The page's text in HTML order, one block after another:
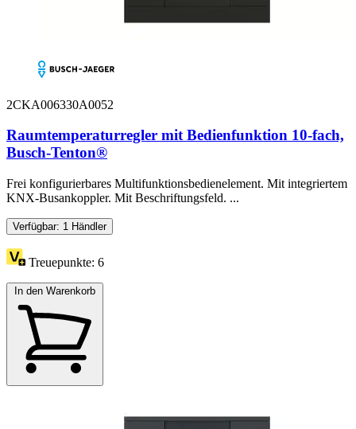
2CKA006330A0052
Raumtemperaturregler mit Bedienfunktion 10-fach,
Busch-Tenton®
Frei konfigurierbares Multifunktionsbedienelement. Mit integriertem
KNX-Busankoppler. Mit Beschriftungsfeld. ...
Verfügbar: 1 Händler
Treuepunkte: 6
In den Warenkorb